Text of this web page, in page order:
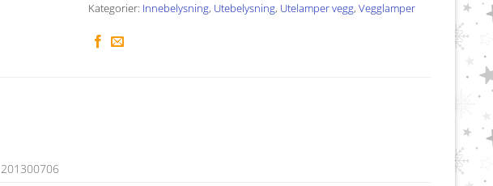
Kategorier: Innebelysning, Utebelysning, Utelamper vegg, Vegglamper
201300706